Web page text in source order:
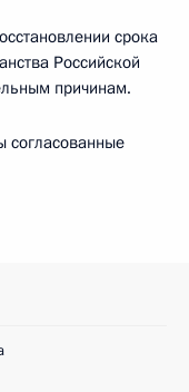
срока
Российской
причинам.
согласованные